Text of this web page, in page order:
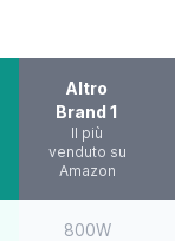
Altro
Brand 1
Il più
venduto su
Amazon
800W